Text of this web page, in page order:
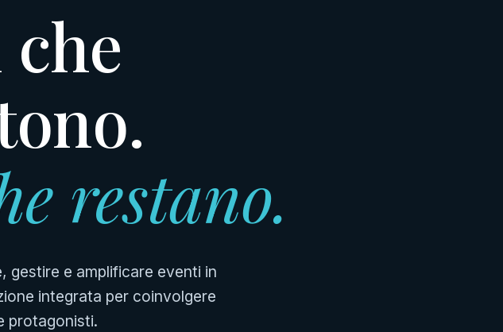
restano.
gestire e amplificare eventi in
integrata per coinvolgere
protagonisti.